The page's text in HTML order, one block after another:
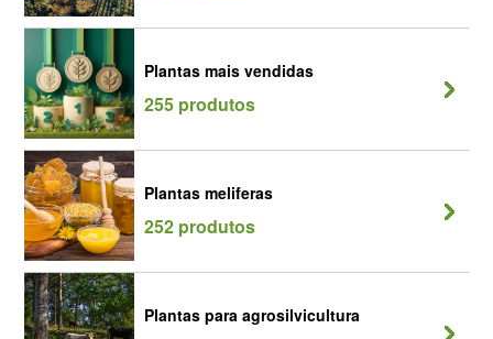
Plantas mais vendidas
255 produtos
Plantas meliferas
252 produtos
Plantas para agrosilvicultura